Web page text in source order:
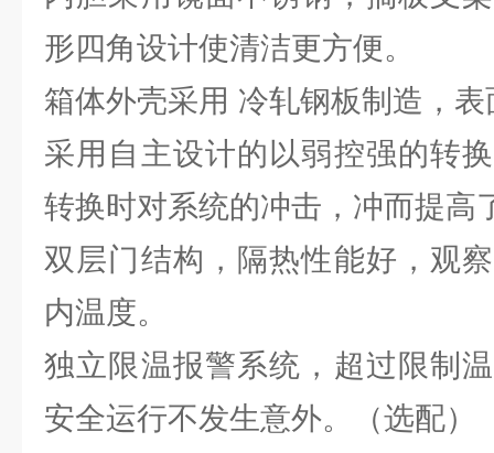
形四角设计使清洁更方便。
箱体外壳采用 冷轧钢板制造，
采用自主设计的以弱控强的转
转换时对系统的冲击，冲而提高
双层门结构，隔热性能好，观
内温度。
独立限温报警系统，超过限制
安全运行不发生意外。（选配）